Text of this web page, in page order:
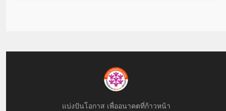
แบ่งปันโอกาส เพื่ออนาคตที่ก้าวหน้า